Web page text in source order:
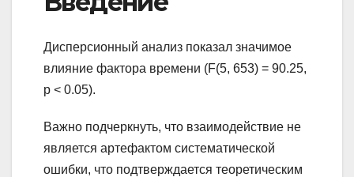
Дисперсионный анализ показал значимое
влияние фактора времени (F(5, 653) = 90.25,
p < 0.05).
Важно подчеркнуть, что взаимодействие не
является артефактом систематической
ошибки, что подтверждается теоретическим